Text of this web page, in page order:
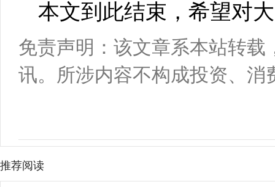
本文到此结束，希望对
免责声明：该文章系本站转
讯。所涉内容不构成投资、消
推荐阅读